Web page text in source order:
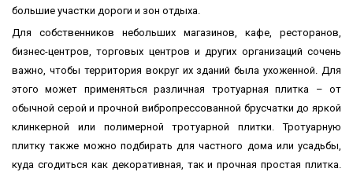
большие участки дороги и зон отдыха.
Для собственников небольших магазинов, кафе, ресторанов,
бизнес-центров, торговых центров и других организаций сочень
важно, чтобы территория вокруг их зданий была ухоженной. Для
этого может применяться различная тротуарная плитка – от
обычной серой и прочной вибропрессованной брусчатки до яркой
клинкерной или полимерной тротуарной плитки. Тротуарную
плитку также можно подбирать для частного дома или усадьбы,
куда сгодиться как декоративная, так и прочная простая плитка.